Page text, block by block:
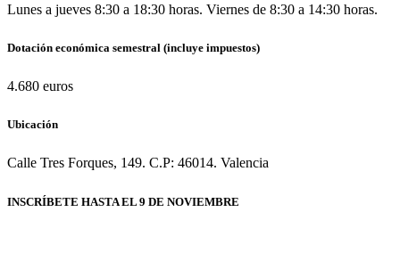
Lunes a jueves 8:30 a 18:30 horas. Viernes de 8:30 a 14:30 horas.
Dotación económica semestral (incluye impuestos)
4.680 euros
Ubicación
Calle Tres Forques, 149. C.P: 46014. Valencia
INSCRÍBETE HASTA EL 9 DE NOVIEMBRE